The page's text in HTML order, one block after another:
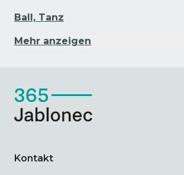
Ball, Tanz
Mehr anzeigen
Kontakt